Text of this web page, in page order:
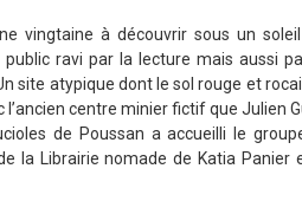
vingtaine à découvrir sous un
public ravi par la lecture mais aussi
site atypique dont le sol rouge et
l’ancien centre minier fictif que Julien
de Poussan a accueilli le
la Librairie nomade de Katia